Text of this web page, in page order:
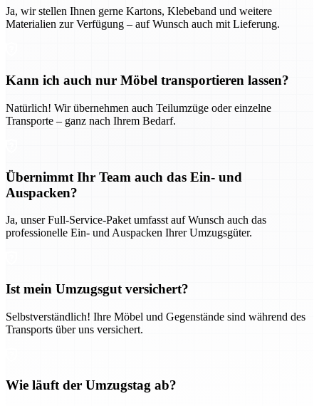
Ja, wir stellen Ihnen gerne Kartons, Klebeband und weitere
Materialien zur Verfügung – auf Wunsch auch mit Lieferung.
Kann ich auch nur Möbel transportieren lassen?
Natürlich! Wir übernehmen auch Teilumzüge oder einzelne
Transporte – ganz nach Ihrem Bedarf.
Übernimmt Ihr Team auch das Ein- und
Auspacken?
Ja, unser Full-Service-Paket umfasst auf Wunsch auch das
professionelle Ein- und Auspacken Ihrer Umzugsgüter.
Ist mein Umzugsgut versichert?
Selbstverständlich! Ihre Möbel und Gegenstände sind während des
Transports über uns versichert.
Wie läuft der Umzugstag ab?